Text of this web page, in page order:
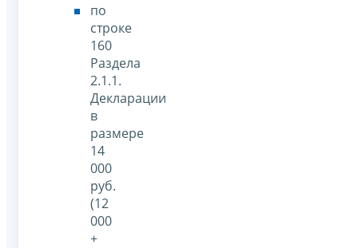
по
строке
160
Раздела
2.1.1.
Декларации
в
размере
14
000
руб.
(12
000
+